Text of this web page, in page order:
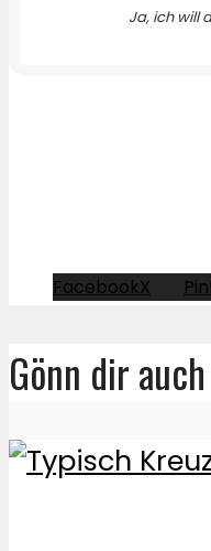
Ja, ich will
FacebookX
Gönn dir auch